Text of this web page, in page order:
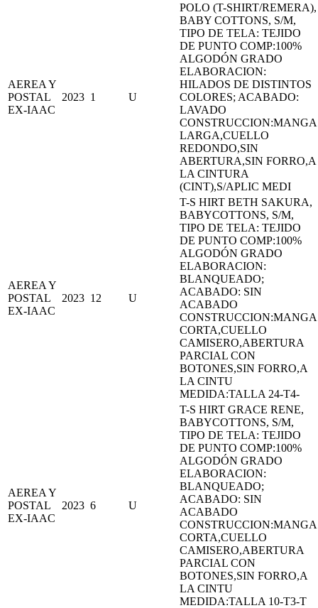
AEREA Y
POSTAL
EX-IAAC
2023 1 U
POLO (T-SHIRT/REMERA),
BABY COTTONS, S/M,
TIPO DE TELA: TEJIDO
DE PUNTO COMP:100%
ALGODÓN GRADO
ELABORACION:
HILADOS DE DISTINTOS
COLORES; ACABADO:
LAVADO
CONSTRUCCION:MANGA
LARGA,CUELLO
REDONDO,SIN
ABERTURA,SIN FORRO,A
LA CINTURA
(CINT),S/APLIC MEDI
AEREA Y
POSTAL
EX-IAAC
2023 12 U
T-S HIRT BETH SAKURA,
BABYCOTTONS, S/M,
TIPO DE TELA: TEJIDO
DE PUNTO COMP:100%
ALGODÓN GRADO
ELABORACION:
BLANQUEADO;
ACABADO: SIN
ACABADO
CONSTRUCCION:MANGA
CORTA,CUELLO
CAMISERO,ABERTURA
PARCIAL CON
BOTONES,SIN FORRO,A
LA CINTU
MEDIDA:TALLA 24-T4-
AEREA Y
POSTAL
EX-IAAC
2023 6 U
T-S HIRT GRACE RENE,
BABYCOTTONS, S/M,
TIPO DE TELA: TEJIDO
DE PUNTO COMP:100%
ALGODÓN GRADO
ELABORACION:
BLANQUEADO;
ACABADO: SIN
ACABADO
CONSTRUCCION:MANGA
CORTA,CUELLO
CAMISERO,ABERTURA
PARCIAL CON
BOTONES,SIN FORRO,A
LA CINTU
MEDIDA:TALLA 10-T3-T